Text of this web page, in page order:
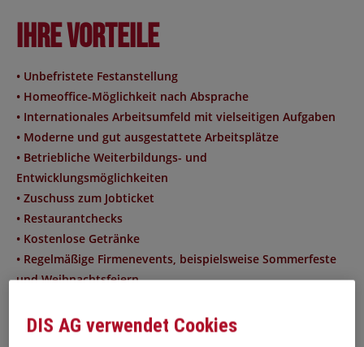
Ihre Vorteile
• Unbefristete Festanstellung
• Homeoffice-Möglichkeit nach Absprache
• Internationales Arbeitsumfeld mit vielseitigen Aufgaben
• Moderne und gut ausgestattete Arbeitsplätze
• Betriebliche Weiterbildungs- und
Entwicklungsmöglichkeiten
• Zuschuss zum Jobticket
• Restaurantchecks
• Kostenlose Getränke
• Regelmäßige Firmenevents, beispielsweise Sommerfeste
und Weihnachtsfeiern
Unternehmenskultur
DIS AG verwendet Cookies